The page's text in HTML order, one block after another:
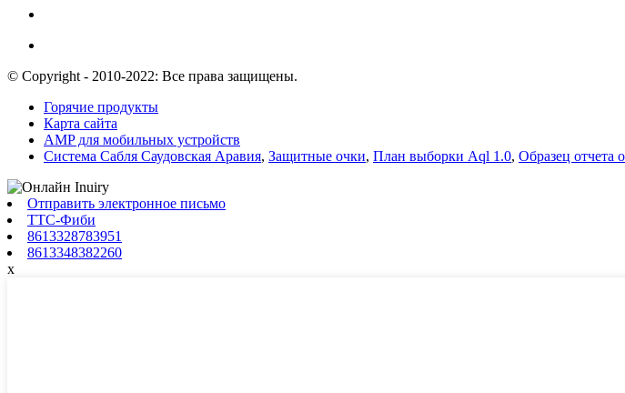
© Copyright - 2010-2022: Все права защищены.
Горячие продукты
Карта сайта
AMP для мобильных устройств
Система Сабля Саудовская Аравия, Защитные очки, План выборки Aql 1.0, Образец отчета
Отправить электронное письмо
ТТС-Фиби
8613328783951
8613348382260
x